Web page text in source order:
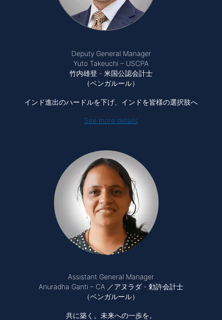
Deputy General Manager
Yuto Takeuchi – USCPA
竹内雄登 - 米国公認会計士
（ベンガルール）
インド進出のハードルを下げ、インドを皆様の選択肢へ
See more details
Assistant General Manager
Anuradha Ganti – CA ／アヌラダ - 勅許会計士
（ベンガルール）
共に築く。未来への一歩を。